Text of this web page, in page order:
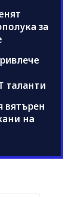
за
таланти
вятърен
на